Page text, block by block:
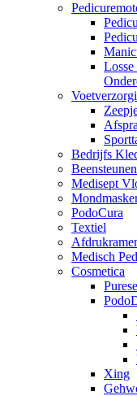
Bedrijfs
Beensteunen
Medisept
PodoCura
Textiel
Medisch
Cosmetica
Xing